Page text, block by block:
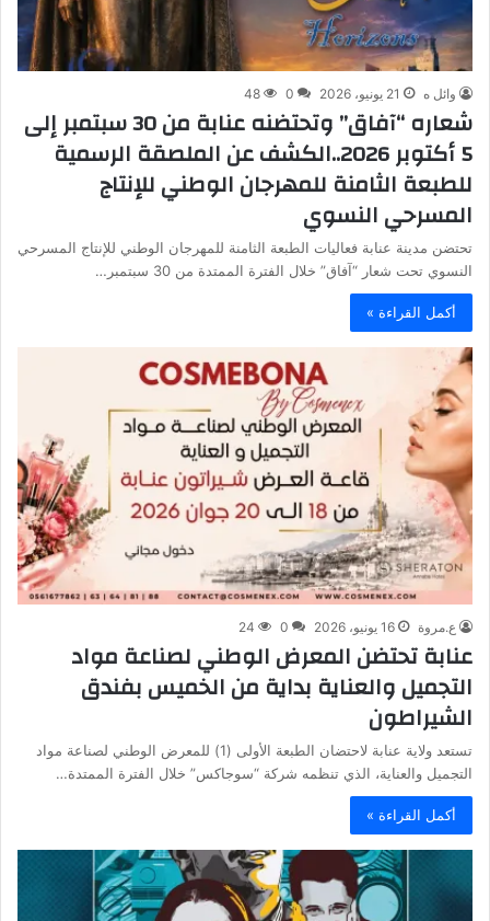
وائل ه 21 يونيو، 2026 0
48
شعاره “آفاق” وتحتضنه عنابة من 30 سبتمبر إلى
5 أكتوبر 2026..الكشف عن الملصقة الرسمية
للطبعة الثامنة للمهرجان الوطني للإنتاج
المسرحي النسوي
تحتضن مدينة عنابة فعاليات الطبعة الثامنة للمهرجان الوطني للإنتاج المسرحي
النسوي تحت شعار “آفاق” خلال الفترة الممتدة من 30 سبتمبر…
أكمل القراءة »
ع.مروة 16 يونيو، 2026 0
24
عنابة تحتضن المعرض الوطني لصناعة مواد
التجميل والعناية بداية من الخميس بفندق
الشيراطون
تستعد ولاية عنابة لاحتضان الطبعة الأولى (1) للمعرض الوطني لصناعة مواد
التجميل والعناية، الذي تنظمه شركة “سوجاكس” خلال الفترة الممتدة…
أكمل القراءة »